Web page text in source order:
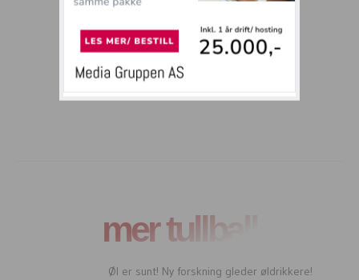
mer tullball
Øl er sunt! Ny forskning gleder øldrikkere!